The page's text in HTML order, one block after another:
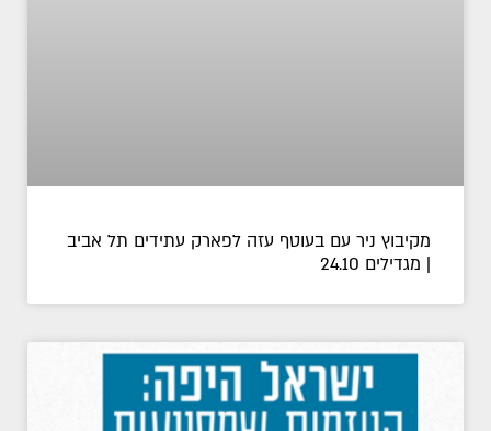
מקיבוץ ניר עם בעוטף עזה לפארק עתידים תל אביב
| מגדילים 24.10